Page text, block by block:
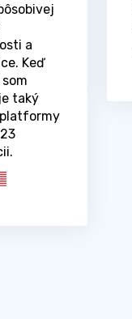
a
Keď
taký